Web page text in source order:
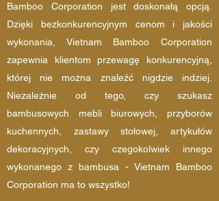
Bamboo Corporation jest doskonałą opcją.
Dzięki bezkonkurencyjnym cenom i jakości
wykonania, Vietnam Bamboo Corporation
zapewnia klientom przewagę konkurencyjną,
której nie można znaleźć nigdzie indziej.
Niezależnie od tego, czy szukasz
bambusowych mebli biurowych, przyborów
kuchennych, zastawy stołowej, artykułów
dekoracyjnych, czy czegokolwiek innego
wykonanego z bambusa - Vietnam Bamboo
Corporation ma to wszystko!